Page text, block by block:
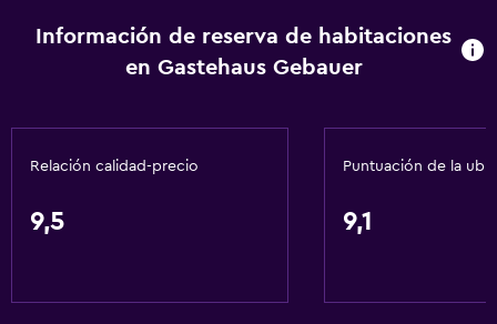
Ducha
Accesibilidad y adecuación
Para no fumadores
extra)
Información de reserva de habitaciones
en Gastehaus Gebauer
Relación calidad-precio
9,5
Puntuación de la
9,1